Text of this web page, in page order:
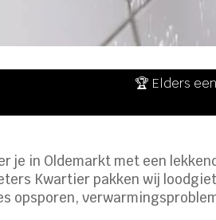
🏆 Elders
je in Oldemarkt met een
Kwartier pakken wij
opsporen,